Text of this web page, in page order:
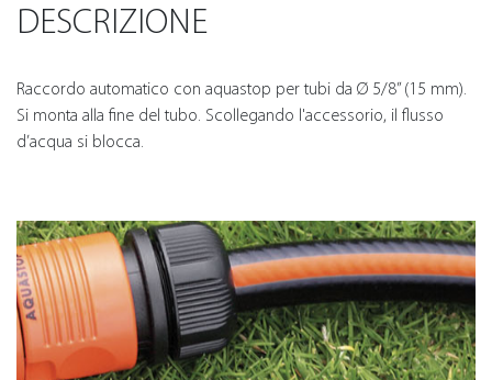
DESCRIZIONE
Raccordo automatico con aquastop per tubi da Ø 5/8” (15 mm).
Si monta alla fine del tubo. Scollegando l'accessorio, il flusso
d’acqua si blocca.